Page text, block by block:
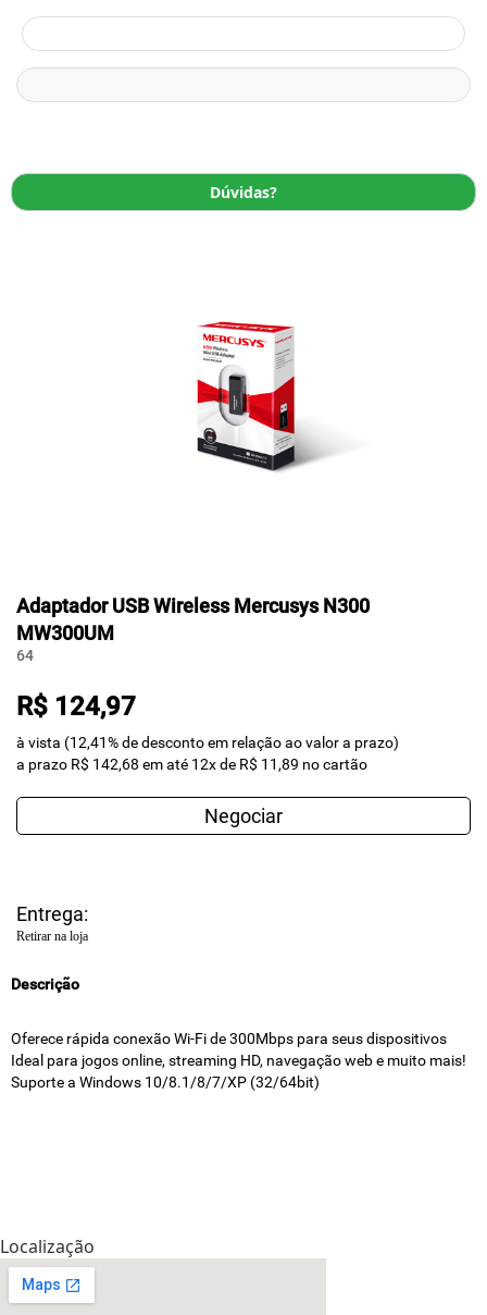
Dúvidas?
Adaptador USB Wireless Mercusys N300
MW300UM
64
R$ 124,97
à vista (12,41% de desconto em relação ao valor a prazo)
a prazo R$ 142,68 em até 12x de R$ 11,89 no cartão
Negociar
Entrega:
Retirar na loja
Descrição
Oferece rápida conexão Wi-Fi de 300Mbps para seus dispositivos
Ideal para jogos online, streaming HD, navegação web e muito mais!
Suporte a Windows 10/8.1/8/7/XP (32/64bit)
Localização